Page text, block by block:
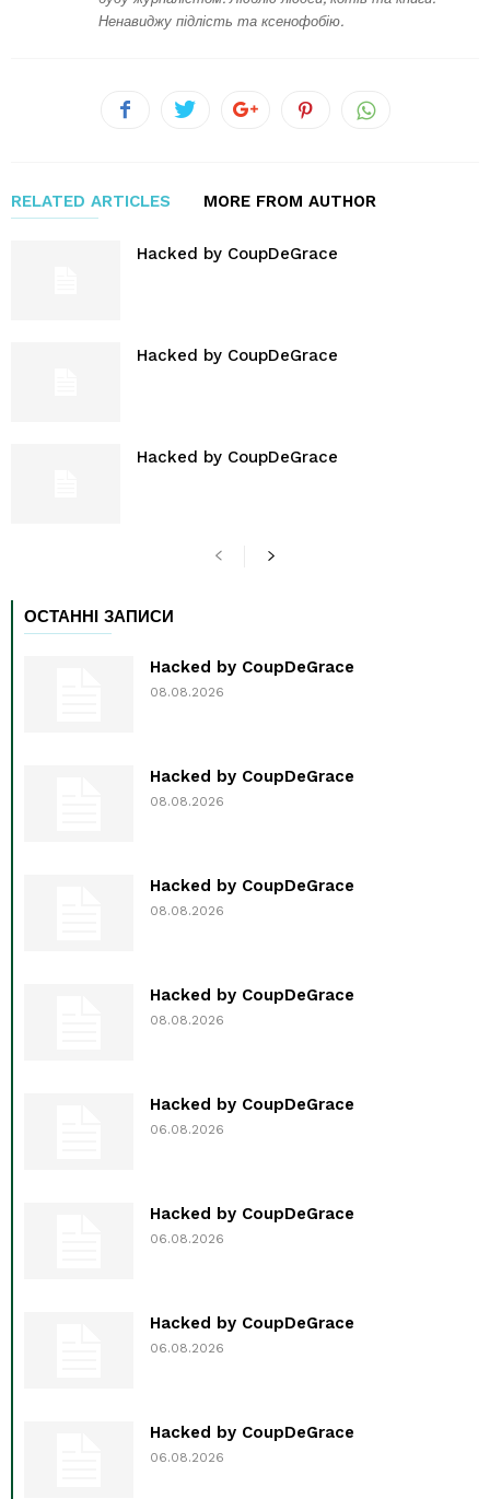
Ненавиджу підлість та ксенофобію.
RELATED ARTICLES MORE FROM AUTHOR
Hacked by CoupDeGrace
Hacked by CoupDeGrace
Hacked by CoupDeGrace
ОСТАННІ ЗАПИСИ
Hacked by CoupDeGrace
08.08.2026
Hacked by CoupDeGrace
08.08.2026
Hacked by CoupDeGrace
08.08.2026
Hacked by CoupDeGrace
08.08.2026
Hacked by CoupDeGrace
06.08.2026
Hacked by CoupDeGrace
06.08.2026
Hacked by CoupDeGrace
06.08.2026
Hacked by CoupDeGrace
06.08.2026